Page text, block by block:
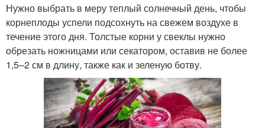
Нужно выбрать в меру теплый солнечный день, чтобы
корнеплоды успели подсохнуть на свежем воздухе в
течение этого дня. Толстые корни у свеклы нужно
обрезать ножницами или секатором, оставив не более
1,5–2 см в длину, также как и зеленую ботву.